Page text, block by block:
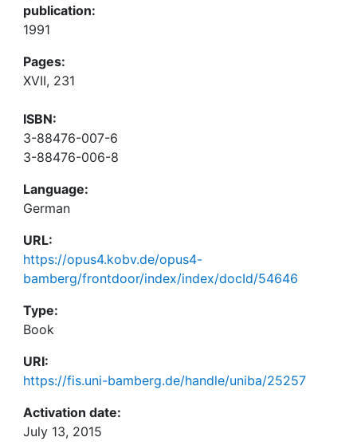
publication:
1991
Pages:
XVII, 231
ISBN:
3-88476-007-6
3-88476-006-8
Language:
German
URL:
https://opus4.kobv.de/opus4-
bamberg/frontdoor/index/index/docId/54646
Type:
Book
URI:
https://fis.uni-bamberg.de/handle/uniba/25257
Activation date:
July 13, 2015